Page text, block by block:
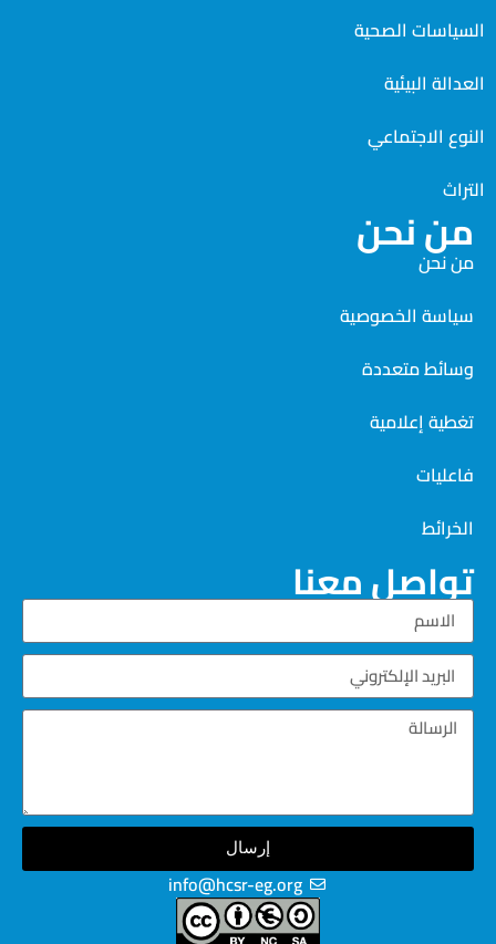
السياسات الصحية
العدالة البيئية
النوع الاجتماعي
التراث
من نحن
من نحن
سياسة الخصوصية
وسائط متعددة
تغطية إعلامية
فاعليات
الخرائط
تواصل معنا
إرسال
info@hcsr-eg.org